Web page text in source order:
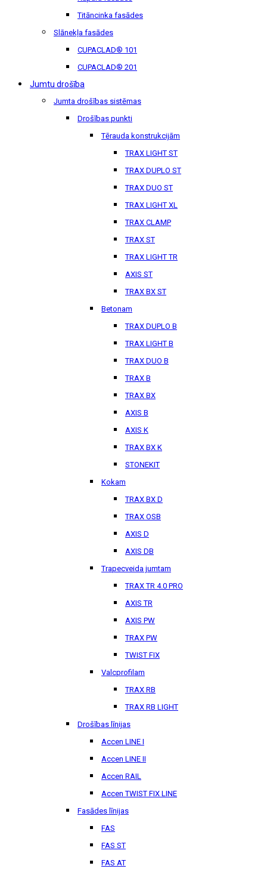
Titāncinka fasādes
Slānekļa fasādes
CUPACLAD® 101
CUPACLAD® 201
Jumtu drošība
Jumta drošības sistēmas
Drošības punkti
Tērauda konstrukcijām
TRAX LIGHT ST
TRAX DUPLO ST
TRAX DUO ST
TRAX LIGHT XL
TRAX CLAMP
TRAX ST
TRAX LIGHT TR
AXIS ST
TRAX BX ST
Betonam
TRAX DUPLO B
TRAX LIGHT B
TRAX DUO B
TRAX B
TRAX BX
AXIS B
AXIS K
TRAX BX K
STONEKIT
Kokam
TRAX BX D
TRAX OSB
AXIS D
AXIS DB
Trapecveida jumtam
TRAX TR 4.0 PRO
AXIS TR
AXIS PW
TRAX PW
TWIST FIX
Valcprofilam
TRAX RB
TRAX RB LIGHT
Drošības līnijas
Accen LINE I
Accen LINE II
Accen RAIL
Accen TWIST FIX LINE
Fasādes līnijas
FAS
FAS ST
FAS AT